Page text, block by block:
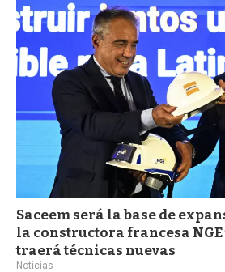
Saceem será la base de
la constructora francesa
traerá técnicas nuevas
Noticias